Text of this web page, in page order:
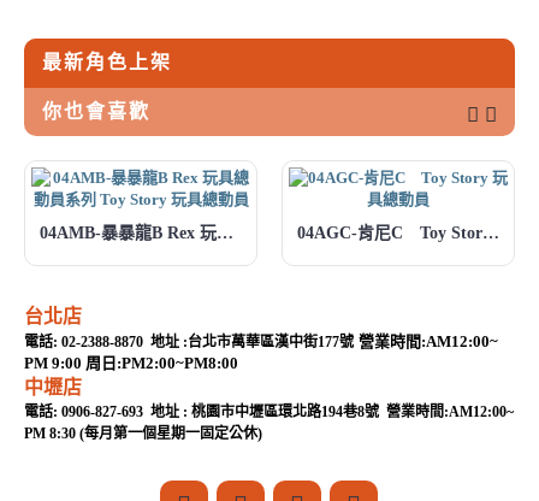
最新角色上架
你也會喜歡
04AMB-暴暴龍B Rex 玩具總動員系列 Toy Story 玩具總動員 04AGC-肯尼C Toy Story 玩具總動員
台北店
電話: 02-2388-8870 地址 :台北市萬華區漢中街177號 營業時間:AM12:00~
PM 9:00 周日:PM2:00~PM8:00
中壢店
電話: 0906-827-693 地址 : 桃園市中壢區環北路194巷8號 營業時間:AM12:00~
PM 8:30 (每月第一個星期一固定公休)